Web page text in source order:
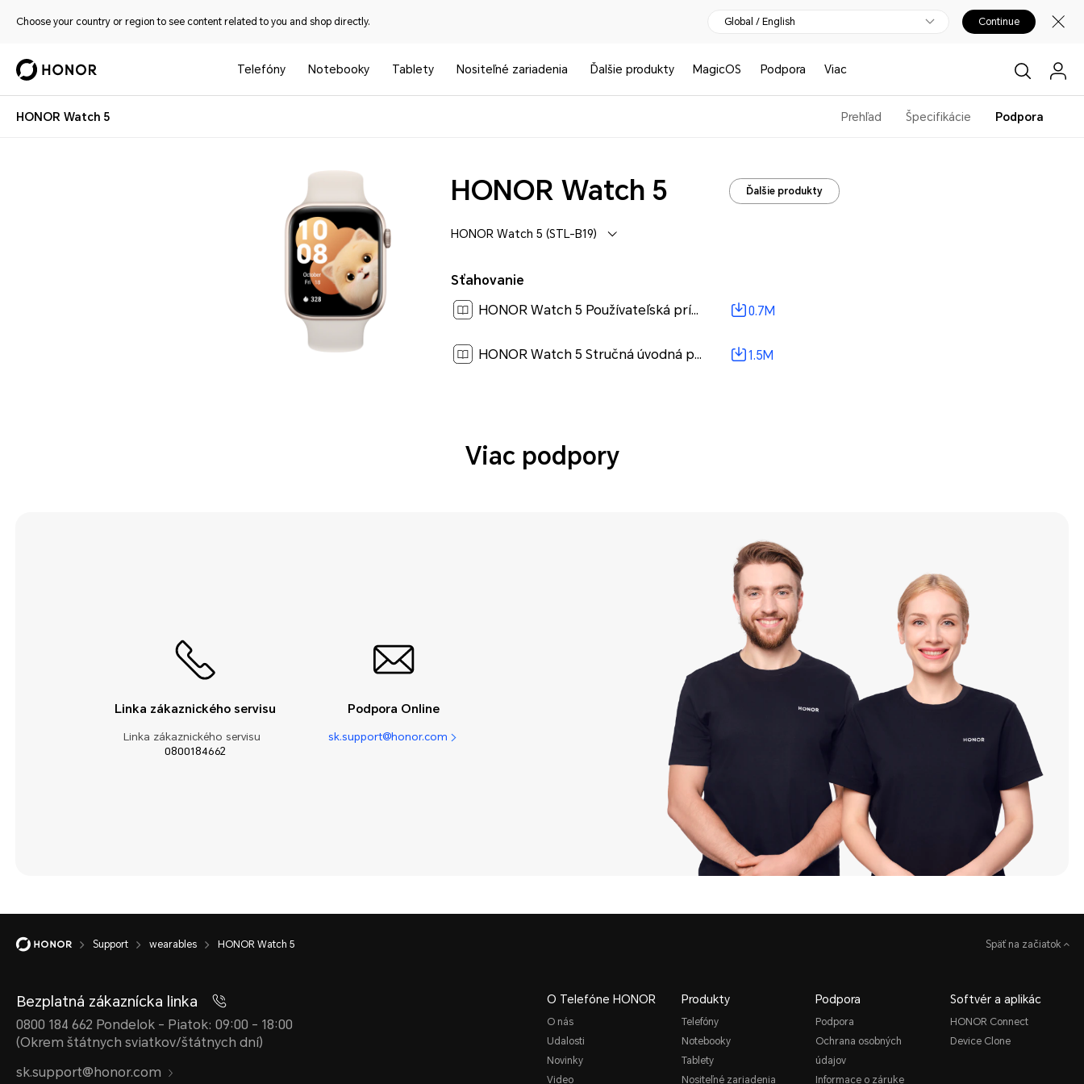
Choose your country or region to see content related to you and shop directly. Global / English Continue
Telefóny Notebooky Tablety Nositeľné zariadenia Ďalšie produkty MagicOS Podpora Viac
HONOR Watch 5 Prehľad Špecifikácie Podpora
HONOR Watch 5 Ďalšie produkty
HONOR Watch 5 (STL-B19)
Sťahovanie
HONOR Watch 5 Používateľská príručka-(01,STL-B19,sk-SK)[ 0.7M ]
0.7M
HONOR Watch 5 Stručná úvodná príručka-(01,STL-B19,sk-SK)[ 1.5M ] 1.5M
Viac podpory
Linka zákaznického servisu
Linka zákaznického servisu
0800184662
Podpora Online
sk.support@honor.com
Support wearables HONOR Watch 5 Späť na začiatok
Bezplatná zákaznícka linka
0800 184 662 Pondelok - Piatok: 09:00 - 18:00
(Okrem štátnych sviatkov/štátnych dní)
sk.support@honor.com
O Telefóne HONOR
O nás
Udalosti
Novinky
Video
Produkty
Telefóny
Notebooky
Tablety
Nositeľné zariadenia
Podpora
Podpora
Ochrana osobných
údajov
Informace o záruke
Softvér a aplikác
HONOR Connect
Device Clone